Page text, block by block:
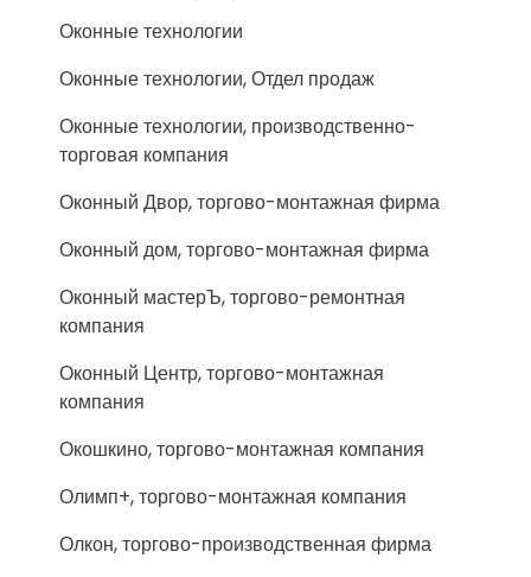
Оконные технологии
Оконные технологии, Отдел продаж
Оконные технологии, производственно-
торговая компания
Оконный Двор, торгово-монтажная фирма
Оконный дом, торгово-монтажная фирма
Оконный мастерЪ, торгово-ремонтная
компания
Оконный Центр, торгово-монтажная
компания
Окошкино, торгово-монтажная компания
Олимп+, торгово-монтажная компания
Олкон, торгово-производственная фирма